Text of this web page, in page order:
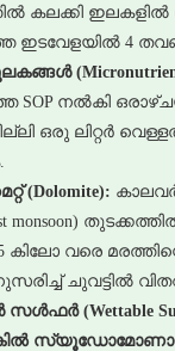
കലക്കി ഇലകളിൽ
ഇടവേളയിൽ 4
SOP നൽകി
ഒരു ലിറ്റർ
(Dolomite):
monsoon)
വരെ
ചുവട്ടിൽ
സൾഫർ (Wettable